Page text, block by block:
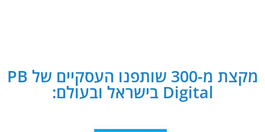
מקצת מ-300 שותפנו העסקיים של PB
Digital בישראל ובעולם: